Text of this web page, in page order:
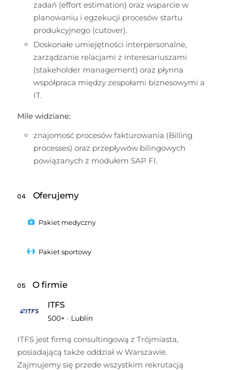
zadań (effort estimation) oraz wsparcie w
planowaniu i egzekucji procesów startu
produkcyjnego (cutover).
Doskonałe umiejętności interpersonalne,
zarządzanie relacjami z interesariuszami
(stakeholder management) oraz płynna
współpraca między zespołami biznesowymi a
IT.
Mile widziane:
znajomość procesów fakturowania (Billing
processes) oraz przepływów bilingowych
powiązanych z modułem SAP FI.
04 Oferujemy
Pakiet medyczny
Pakiet sportowy
05 O firmie
ITFS
500+ · Lublin
ITFS jest firmą consultingową z Trójmiasta,
posiadającą także oddział w Warszawie.
Zajmujemy się przede wszystkim rekrutacją